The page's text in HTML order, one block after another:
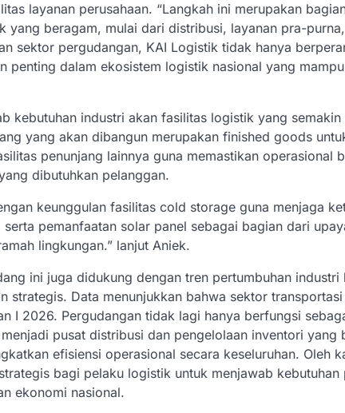
layanan perusahaan. “Langkah ini merupakan
yang beragam, mulai dari distribusi, layanan pra-
sektor pergudangan, KAI Logistik tidak hanya
penting dalam ekosistem logistik nasional yang
kebutuhan industri akan fasilitas logistik yang
yang akan dibangun merupakan finished goods
penunjang lainnya guna memastikan operasional
dibutuhkan pelanggan.
keunggulan fasilitas cold storage guna menjaga
pemanfaatan solar panel sebagai bagian dari
lingkungan.” lanjut Aniek.
ini juga didukung dengan tren pertumbuhan
strategis. Data menunjukkan bahwa sektor
I 2026. Pergudangan tidak lagi hanya berfungsi
pusat distribusi dan pengelolaan inventori yang
efisiensi operasional secara keseluruhan. Oleh
bagi pelaku logistik untuk menjawab kebutuhan
ekonomi nasional.